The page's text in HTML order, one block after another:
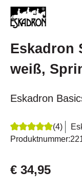
Eskadron
weiß,
Eskadron
Durchschnittliche
(4)
Produktnummer:
€ 34,95